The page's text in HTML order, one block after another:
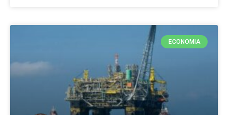
ECONOMIA